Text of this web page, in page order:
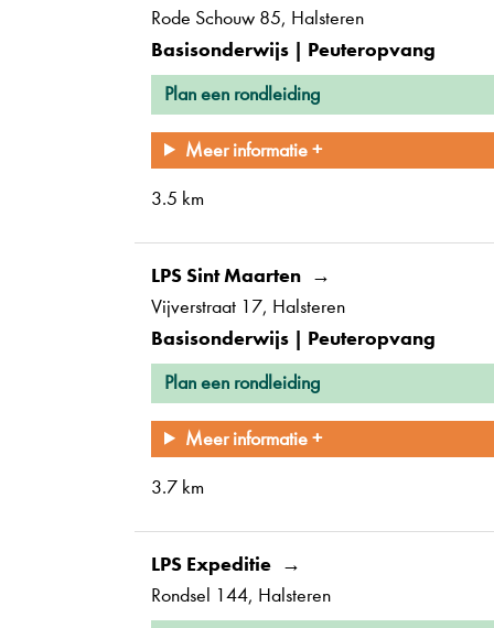
Rode Schouw 85 Halsteren
Basisonderwijs | Peuteropvang
Plan een rondleiding
Meer informatie +
3.5 km
LPS Sint Maarten
Vijverstraat 17 Halsteren
Basisonderwijs | Peuteropvang
Plan een rondleiding
Meer informatie +
3.7 km
LPS Expeditie
Rondsel 144 Halsteren